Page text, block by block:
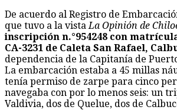
De acuerdo al Registro de
que tuvo a la vista La Opinión de
inscripción n.°954248 con
CA-3231 de Caleta San Rafael,
dependencia de la Capitanía de
La embarcación estaba a 45 millas
tenía permiso de zarpe para cinco
navegaba con por lo menos seis: un
Valdivia, dos de Quelue, dos de